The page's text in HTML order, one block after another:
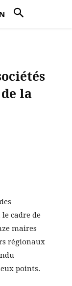
la
cadre de
maires
régionaux
points.